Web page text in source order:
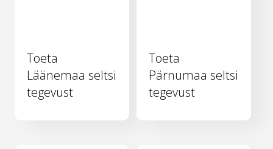
Toeta
Läänemaa seltsi
tegevust
Toeta
Pärnumaa seltsi
tegevust